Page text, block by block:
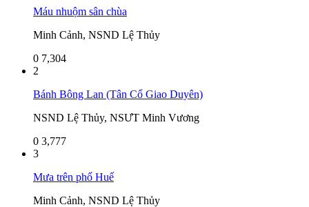
Máu nhuộm sân chùa
Minh Cảnh, NSND Lệ Thủy
0 7,304
2
Bánh Bông Lan (Tân Cổ Giao Duyên)
NSND Lệ Thủy, NSƯT Minh Vương
0 3,777
3
Mưa trên phố Huế
Minh Cảnh, NSND Lệ Thủy